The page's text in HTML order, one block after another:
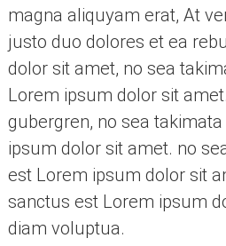
magna aliquyam erat, At
justo duo dolores et ea
dolor sit amet, no sea
Lorem ipsum dolor sit
gubergren, no sea
ipsum dolor sit amet. no
est Lorem ipsum dolor sit
sanctus est Lorem ipsum
diam voluptua.